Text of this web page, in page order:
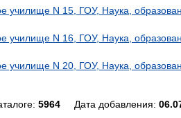
училище N 15, ГОУ, Наука,
училище N 16, ГОУ, Наука,
училище N 20, ГОУ, Наука,
5964 Дата добавления: